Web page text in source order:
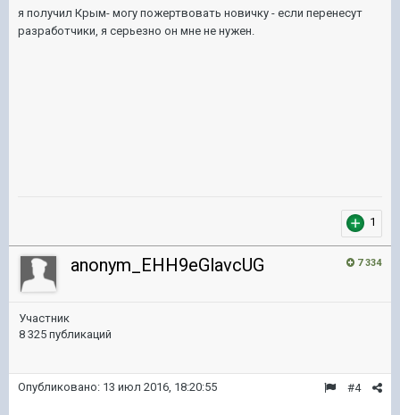
я получил Крым- могу пожертвовать новичку - если перенесут
разработчики, я серьезно он мне не нужен.
1
7 334
anonym_EHH9eGlavcUG
Участник
8 325 публикаций
#4
Опубликовано: 13 июл 2016, 18:20:55